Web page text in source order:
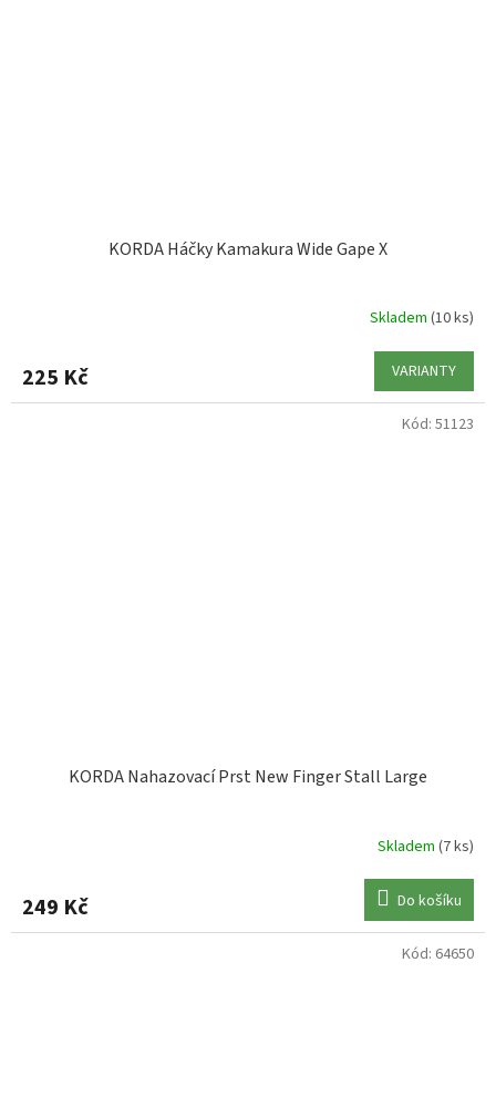
KORDA Háčky Kamakura Wide Gape X
Skladem (10 ks)
225 Kč VARIANTY
KORDA Nahazovací Prst New Finger Stall Large
Skladem (7 ks)
249 Kč Do košíku
Kód: 51123
Kód: 64650